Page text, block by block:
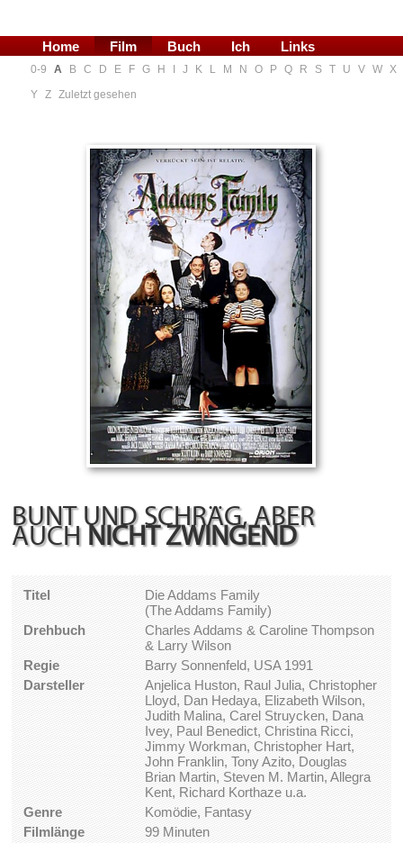
Home Film Buch Ich Links
0-9 A B C D E F G H J K L M N O P Q R S T U V W X
Y Z Zuletzt gesehen
BUNT UND SCHRÄG, ABER
AUCH NICHT ZWINGEND
Titel
Die Addams Family
(The Addams Family)
Drehbuch
Charles Addams & Caroline Thompson
& Larry Wilson
Regie
Barry Sonnenfeld, USA 1991
Darsteller
Anjelica Huston, Raul Julia, Christopher
Lloyd, Dan Hedaya, Elizabeth Wilson,
Judith Malina, Carel Struycken, Dana
Ivey, Paul Benedict, Christina Ricci,
Jimmy Workman, Christopher Hart,
John Franklin, Tony Azito, Douglas
Brian Martin, Steven M. Martin, Allegra
Kent, Richard Korthaze u.a.
Genre
Komödie, Fantasy
Filmlänge
99 Minuten